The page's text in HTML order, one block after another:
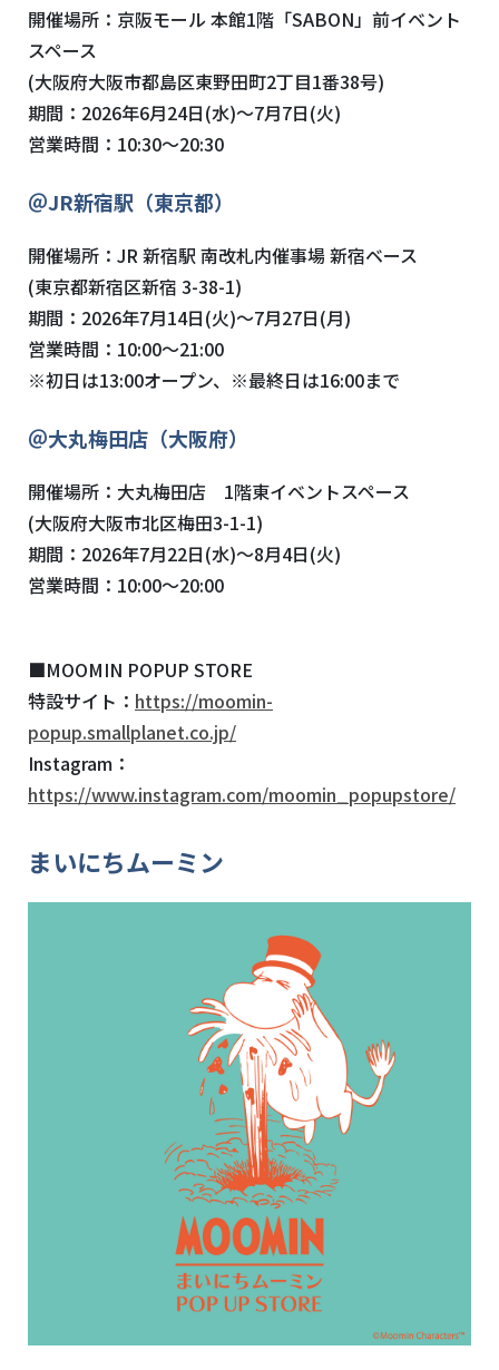
開催場所： 京阪モール 本館1階「SABON」前イベント
スペース
(大阪府大阪市都島区東野田町2丁目1番38号)
期間：2026年6月24日(水)～7月7日(火)
営業時間：10:30～20:30
＠JR新宿駅（東京都）
開催場所： JR新宿駅 南改札内催事場 新宿ベース
(東京都新宿区新宿 3-38-1)
期間：2026年7月14日(火)～7月27日(月)
営業時間：10:00～21:00
※初日は13:00オープン、※最終日は16:00まで
＠大丸梅田店（大阪府）
開催場所： 大丸梅田店 1階東イベントスペース
(大阪府大阪市北区梅田3-1-1)
期間：2026年7月22日(水)～8月4日(火)
営業時間：10:00～20:00
■MOOMIN POPUP STORE
特設サイト： https://moomin-
popup.smallplanet.co.jp/
Instagram：
https://www.instagram.com/moomin_popupstore/
まいにちムーミン